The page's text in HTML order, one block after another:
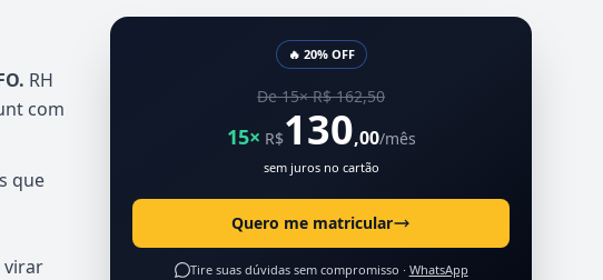
RH
com
que
virar
🔥 20% OFF
De 15× R$ 162,50
15× R$130,00/mês
sem juros no cartão
Quero me matricular
Tire suas dúvidas sem compromisso · WhatsApp